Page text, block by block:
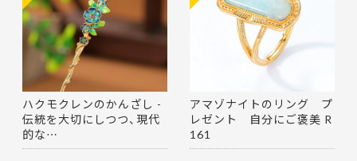
ハクモクレンのかんざし -
伝統を大切にしつつ、現代
的な…
アマゾナイトのリング プ
レゼント 自分にご褒美 R
161